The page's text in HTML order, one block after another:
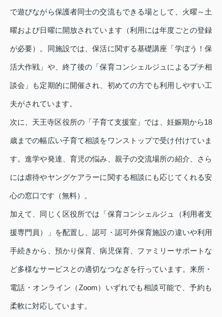
で遊びながら保護者同士の交流もできる場として、火曜～土
曜および日曜に開放されています（利用には年度ごとの登録
が必要）。同施設では、保活に関する基礎講座「学ぼう！保
活大作戦」や、終了後の「保育コンシェルジュによるプチ相
談会」も定期的に開催され、初めての方でも利用しやすい工
夫がされています。
次に、天王寺区役所の「子育て支援室」では、妊娠期から18
歳までの幅広い子育て相談をワンストップで受け付けていま
す。進学や発達、育児の悩み、親子の交流場所の紹介、さら
には虐待やヤングケアラーに関する相談にも応じてくれる安
心の窓口です（無料）。
加えて、同じく区役所では「保育コンシェルジュ（利用者支
援専門員）」を配置し、認可・認可外保育施設の違いや利用
手続きから、預かり保育、病児保育、ファミリーサポートな
ど多様なサービスとの適切なつなぎを行っています。来所・
電話・オンライン（Zoom）いずれでも相談可能で、予約も
柔軟に対応しています。